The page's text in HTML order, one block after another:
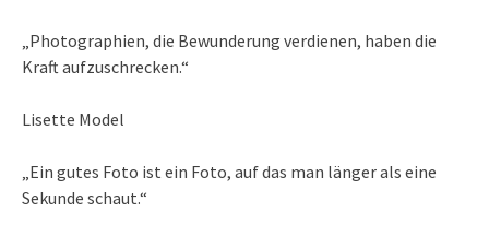
„Photographien, die Bewunderung verdienen, haben die
Kraft aufzuschrecken.“
Lisette Model
„Ein gutes Foto ist ein Foto, auf das man länger als eine
Sekunde schaut.“